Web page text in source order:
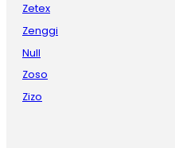
Zetex
Zenggi
Null
Zoso
Zizo